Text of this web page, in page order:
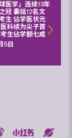
医学」连续13年
冠 囊括12名文
生 佔学医状元
科续为尖子首
生佔学额七成
5日